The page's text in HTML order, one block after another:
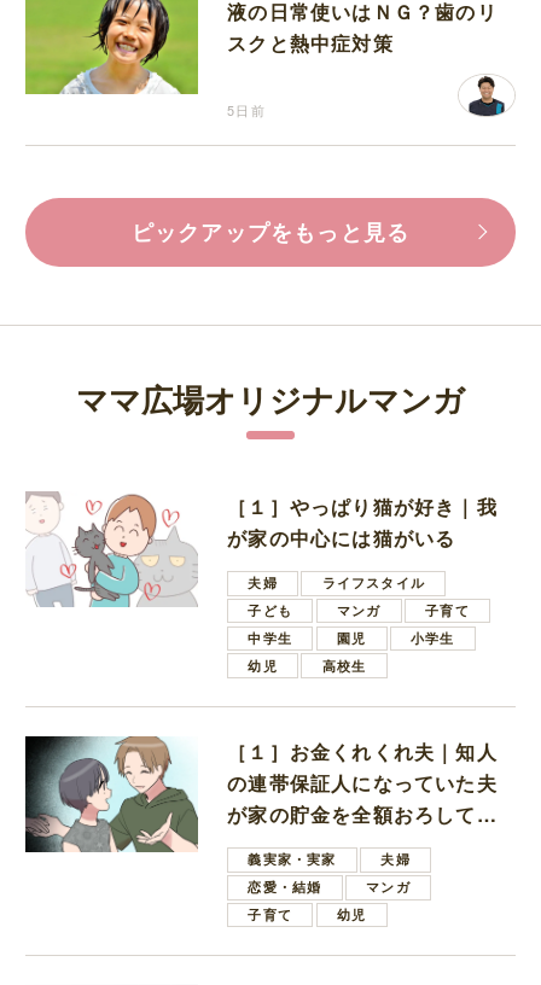
液の日常使いはＮＧ？歯のリ
スクと熱中症対策
5日前
ピックアップをもっと見る
ママ広場オリジナルマンガ
［１］やっぱり猫が好き｜我
が家の中心には猫がいる
夫婦
ライフスタイル
子ども
マンガ
子育て
中学生
園児
小学生
幼児
高校生
［１］お金くれくれ夫｜知人
の連帯保証人になっていた夫
が家の貯金を全額おろしてほ
しいと言ってきた
義実家・実家
夫婦
恋愛・結婚
マンガ
子育て
幼児